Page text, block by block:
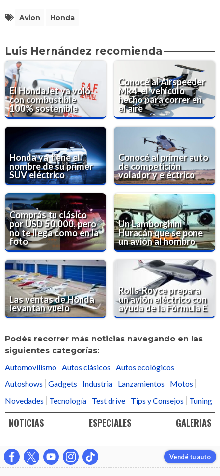
Avion Honda
Luis Hernández recomienda
El HondaJet ya voló
con combustible
100% sostenible
Conocé al Airspeeder
Mk4, el vehículo
hecho para correr en
el aire
Honda ya tiene el
nombre de su primer
SUV eléctrico
Conocé al primer auto
de competición
volador y eléctrico
Comprás tu clásico
por USD 50.000, pero
no te llega como en la
foto
Un Lamborghini
Huracán que se pone
un avión al hombro
Las ventas de Honda
levantan vuelo
Rolls-Royce prepara
un avión eléctrico con
ayuda de la Fórmula E
Podés recorrer más noticias navegando en las
siguientes categorías:
Automovilismo Autos clásicos
Autos ecológicos
Autoshows
Gadgets Industria Lanzamientos
Motos
Novedades
Tecnología Test drive Tips y Consejos Tuning
NOTICIAS ESPECIALES GALERIAS
Vendé tu auto